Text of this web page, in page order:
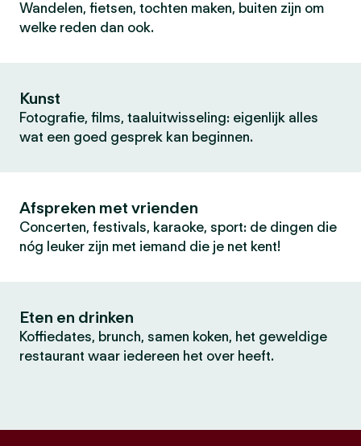
Wandelen, fietsen, tochten maken, buiten zijn om
welke reden dan ook.
Kunst
Fotografie, films, taaluitwisseling: eigenlijk alles
wat een goed gesprek kan beginnen.
Afspreken met vrienden
Concerten, festivals, karaoke, sport: de dingen die
nóg leuker zijn met iemand die je net kent!
Eten en drinken
Koffiedates, brunch, samen koken, het geweldige
restaurant waar iedereen het over heeft.